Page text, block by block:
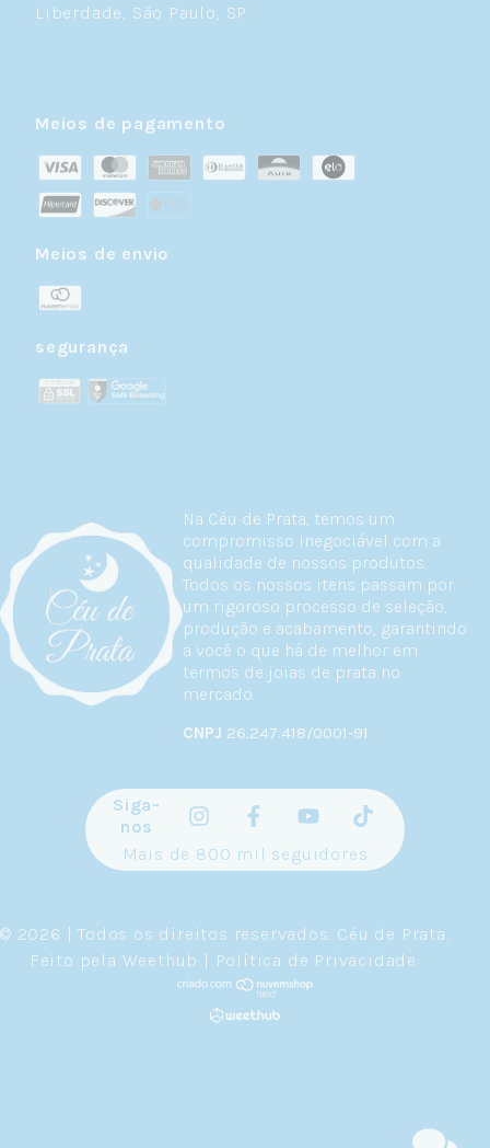
Na Céu de Prata, temos um
compromisso inegociável com a
qualidade de nossos produtos.
Todos os nossos itens passam por
um rigoroso processo de seleção,
produção e acabamento, garantindo
a você o que há de melhor em
termos de joias de prata no
mercado.
CNPJ 26.247.418/0001-91
Liberdade, São Paulo, SP
Meios de pagamento
Meios de envio
segurança
Siga-
nos
Mais de 800 mil seguidores
© 2026 | Todos os direitos reservados. Céu de Prata
Feito pela Weethub | Política de Privacidade